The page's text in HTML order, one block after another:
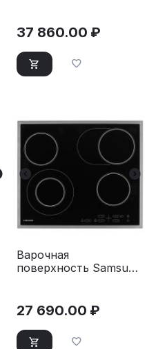
37 860.00 ₽
Варочная
поверхность Samsung
27 690.00 ₽